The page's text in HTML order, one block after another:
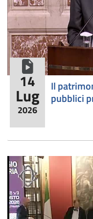
14
Lug
2026
​Il
pubblici